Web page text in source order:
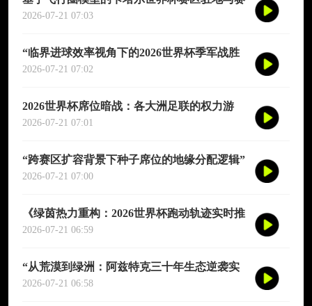
程协同优化适配研究
2026-07-21 07:03
“临界进球效率视角下的2026世界杯季军战胜
负概率再评估”
2026-07-21 07:02
2026世界杯席位暗战：各大洲足联的权力游
戏、利益交换与投票策略
2026-07-21 07:01
“跨赛区扩容背景下种子席位的地缘分配逻辑”
2026-07-21 07:00
《绿茵热力重构：2026世界杯跑动轨迹实时推
演图谱》
2026-07-21 06:59
“从荒漠到绿洲：阿兹特克三十年生态逆袭实
录”
2026-07-21 06:58